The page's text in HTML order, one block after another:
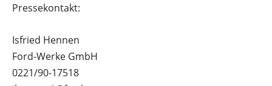
Pressekontakt:
Isfried Hennen
Ford-Werke GmbH
0221/90-17518